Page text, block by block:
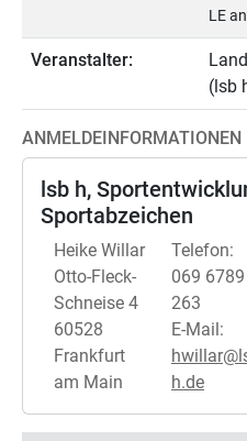
LE
Veranstalter:
(lsb
ANMELDEINFORMATIONEN
lsb h,
Sportabzeichen
Heike Willar
Otto-Fleck-
Schneise 4
60528
Frankfurt
am Main
Telefon:
069 6789
263
E-Mail:
h.de